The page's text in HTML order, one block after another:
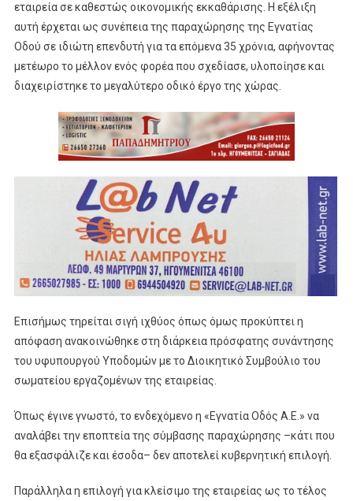
εταιρεία σε καθεστώς οικονομικής εκκαθάρισης. Η εξέλιξη
αυτή έρχεται ως συνέπεια της παραχώρησης της Εγνατίας
Οδού σε ιδιώτη επενδυτή για τα επόμενα 35 χρόνια, αφήνοντας
μετέωρο το μέλλον ενός φορέα που σχεδίασε, υλοποίησε και
διαχειρίστηκε το μεγαλύτερο οδικό έργο της χώρας.
Επισήμως τηρείται σιγή ιχθύος όπως όμως προκύπτει η
απόφαση ανακοινώθηκε στη διάρκεια πρόσφατης συνάντησης
του υφυπουργού Υποδομών με το Διοικητικό Συμβούλιο του
σωματείου εργαζομένων της εταιρείας.
Όπως έγινε γνωστό, το ενδεχόμενο η «Εγνατία Οδός Α.Ε.» να
αναλάβει την εποπτεία της σύμβασης παραχώρησης –κάτι που
θα εξασφάλιζε και έσοδα– δεν αποτελεί κυβερνητική επιλογή.
Παράλληλα η επιλογή για κλείσιμο της εταιρείας ως το τέλος